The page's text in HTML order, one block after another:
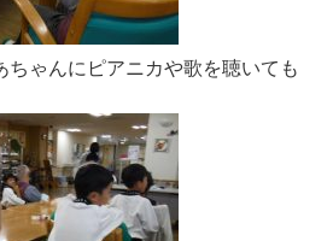
ちゃんにピアニカや歌を聴いても